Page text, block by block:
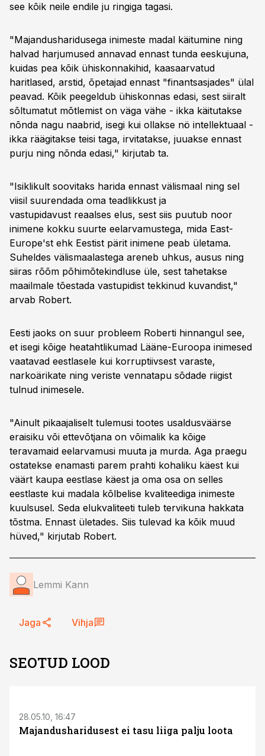
see kõik neile endile ju ringiga tagasi.
"Majandusharidusega inimeste madal käitumine ning
halvad harjumused annavad ennast tunda eeskujuna,
kuidas pea kõik ühiskonnakihid, kaasaarvatud
haritlased, arstid, õpetajad ennast "finantsasjades" ülal
peavad. Kõik peegeldub ühiskonnas edasi, sest siiralt
sõltumatut mõtlemist on väga vähe - ikka käitutakse
nõnda nagu naabrid, isegi kui ollakse nö intellektuaal -
ikka räägitakse teisi taga, irvitatakse, juuakse ennast
purju ning nõnda edasi," kirjutab ta.
"Isiklikult soovitaks harida ennast välismaal ning sel
viisil suurendada oma teadlikkust ja
vastupidavust reaalses elus, sest siis puutub noor
inimene kokku suurte eelarvamustega, mida East-
Europe'st ehk Eestist pärit inimene peab ületama.
Suheldes välismaalastega areneb uhkus, ausus ning
siiras rõõm põhimõtekindluse üle, sest tahetakse
maailmale tõestada vastupidist tekkinud kuvandist,"
arvab Robert.
Eesti jaoks on suur probleem Roberti hinnangul see,
et isegi kõige heatahtlikumad Lääne-Euroopa inimesed
vaatavad eestlasele kui korruptiivsest varaste,
narkoärikate ning veriste vennatapu sõdade riigist
tulnud inimesele.
"Ainult pikaajaliselt tulemusi tootes usaldusväärse
eraisiku või ettevõtjana on võimalik ka kõige
teravamaid eelarvamusi muuta ja murda. Aga praegu
ostatekse enamasti parem prahti kohaliku käest kui
väärt kaupa eestlase käest ja oma osa on selles
eestlaste kui madala kõlbelise kvaliteediga inimeste
kuulsusel. Seda elukvaliteeti tuleb tervikuna hakkata
tõstma. Ennast ületades. Siis tulevad ka kõik muud
hüved," kirjutab Robert.
Lemmi Kann
Jaga Vihja
SEOTUD LOOD
28.05.10, 16:47
Majandusharidusest ei tasu liiga palju loota